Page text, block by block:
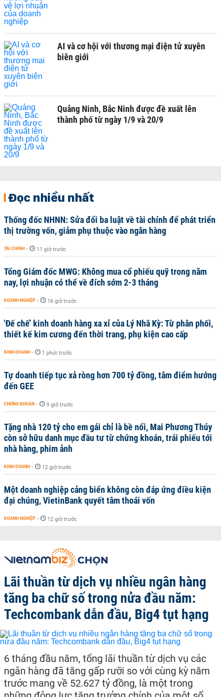
AI và cơ hội với thương mại điện tử xuyên
biên giới
Quảng Ninh, Bắc Ninh được đề xuất lên
thành phố từ ngày 1/9 và 20/9
Đọc nhiều nhất
Thống đốc NHNN: Sửa đổi ba luật về tài chính để phát triển
thị trường vốn, giảm phụ thuộc vào ngân hàng
TÀI CHÍNH - 11 giờ trước
Tổng Giám đốc MWG: Không mua cổ phiếu quỹ trong năm
nay, lợi nhuận có thể về đích sớm 2-3 tháng
DOANH NGHIỆP - 16 giờ trước
'Đế chế’ kinh doanh hàng xa xỉ của Lý Nhã Kỳ: Từ phân phối,
thiết kế kim cương đến thời trang, phụ kiện cao cấp
KINH DOANH - 1 phút trước
Tự doanh tiếp tục xả ròng hơn 700 tỷ đồng, tâm điểm hướng
đến GEE
CHỨNG KHOÁN - 9 giờ trước
Tặng nhà 120 tỷ cho em gái chỉ là bề nổi, Mai Phương Thúy
còn sở hữu danh mục đầu tư từ chứng khoán, trái phiếu tới
nhà hàng, phim ảnh
KINH DOANH - 12 giờ trước
Một doanh nghiệp cảng biển không còn đáp ứng điều kiện
đại chúng, VietinBank quyết tâm thoái vốn
DOANH NGHIỆP - 12 giờ trước
Lãi thuần từ dịch vụ nhiều ngân hàng
tăng ba chữ số trong nửa đầu năm:
Techcombank dẫn đầu, Big4 tụt hạng
6 tháng đầu năm, tổng lãi thuần từ dịch vụ các
ngân hàng đã tăng gấp rưỡi so với cùng kỳ năm
trước mang về 52.627 tỷ đồng, là một trong